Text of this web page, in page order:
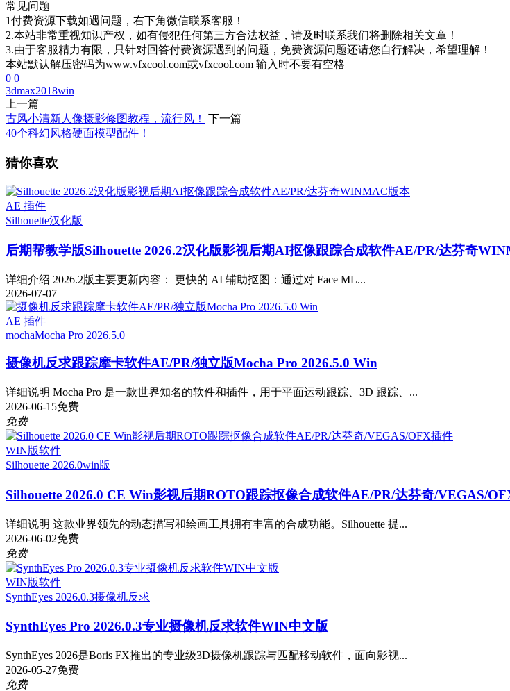
常见问题
1付费资源下载如遇问题，右下角微信联系客服！
2.本站非常重视知识产权，如有侵犯任何第三方合法权益，请及时联系我们将删除相关文章！
3.由于客服精力有限，只针对回答付费资源遇到的问题，免费资源问题还请您自行解决，希望理解！
本站默认解压密码为www.vfxcool.com或vfxcool.com 输入时不要有空格
0 0
3dmax2018win
上一篇
古风小清新人像摄影修图教程，流行风！
下一篇
40个科幻风格硬面模型配件！
猜你喜欢
AE 插件
Silhouette汉化版
后期帮教学版Silhouette 2026.2汉化版影视后期AI抠像跟踪合成软件AE/PR/达芬奇
详细介绍 2026.2版主要更新内容： 更快的 AI 辅助抠图：通过对 Face ML...
2026-07-07
AE 插件
mochaMocha Pro 2026.5.0
摄像机反求跟踪摩卡软件AE/PR/独立版Mocha Pro 2026.5.0 Win
详细说明 Mocha Pro 是一款世界知名的软件和插件，用于平面运动跟踪、3D 跟踪、...
2026-06-15免费
免费
WIN版软件
Silhouette 2026.0win版
Silhouette 2026.0 CE Win影视后期ROTO跟踪抠像合成软件AE/PR/达芬奇/VEGAS/
详细说明 这款业界领先的动态描写和绘画工具拥有丰富的合成功能。Silhouette 提...
2026-06-02免费
免费
WIN版软件
SynthEyes 2026.0.3摄像机反求
SynthEyes Pro 2026.0.3专业摄像机反求软件WIN中文版
SynthEyes 2026是Boris FX推出的专业级3D摄像机跟踪与匹配移动软件，面向影视...
2026-05-27免费
免费